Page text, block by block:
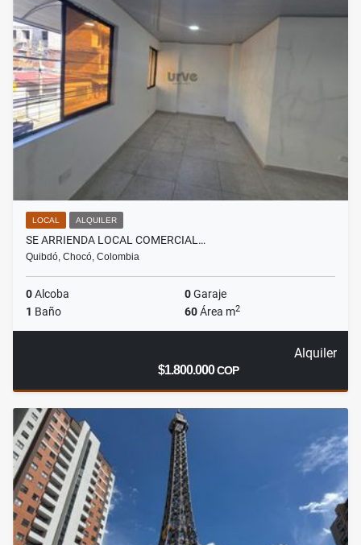
LOCAL ALQUILER
SE ARRIENDA LOCAL COMERCIAL…
Quibdó, Chocó, Colombia
0Alcoba 0Garaje
1 Baño 60Área m2
Alquiler
$1.800.000COP